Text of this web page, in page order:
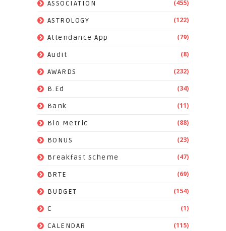
ASSOCIATION (455)
ASTROLOGY (122)
Attendance App (79)
Audit (8)
AWARDS (232)
B.Ed (34)
Bank (11)
Bio Metric (88)
BONUS (23)
Breakfast Scheme (47)
BRTE (69)
BUDGET (154)
C (1)
CALENDAR (115)